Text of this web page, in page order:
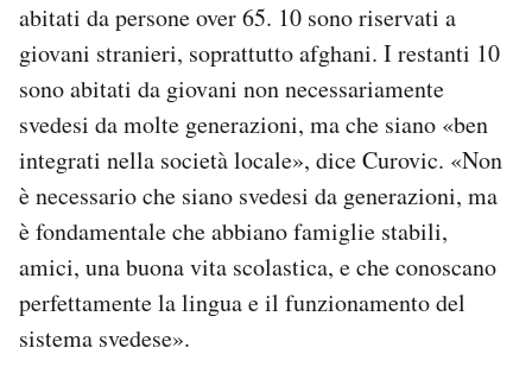
abitati da persone over 65. 10 sono riservati a
giovani stranieri, soprattutto afghani. I restanti 10
sono abitati da giovani non necessariamente
svedesi da molte generazioni, ma che siano «ben
integrati nella società locale», dice Curovic. «Non
è necessario che siano svedesi da generazioni, ma
è fondamentale che abbiano famiglie stabili,
amici, una buona vita scolastica, e che conoscano
perfettamente la lingua e il funzionamento del
sistema svedese».